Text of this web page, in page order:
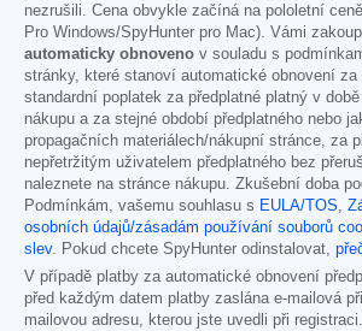
nezrušili. Cena obvykle začíná na pololetní ceně
Pro Windows/SpyHunter pro Mac). Vámi
automaticky obnoveno v souladu s
stránky, které stanoví automatické obnovení za
standardní poplatek za předplatné platný v
nákupu a za stejné období předplatného nebo
propagačních materiálech/nákupní stránce, za
nepřetržitým uživatelem předplatného bez
naleznete na stránce nákupu. Zkušební doba
Podmínkám, vašemu souhlasu s EULA/TOS,
osobních údajů/zásadám používání souborů
slev. Pokud chcete SpyHunter odinstalovat,
V případě platby za automatické obnovení
před každým datem platby zaslána e-mailová
mailovou adresu, kterou jste uvedli při